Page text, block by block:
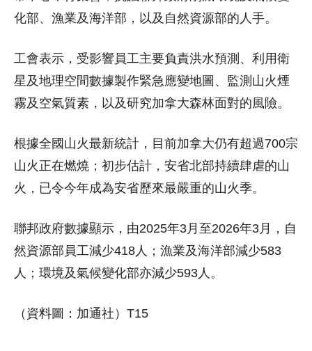
化部、漁業及海洋部，以及自然資源部的人手。
工會表示，受影響員工主要負責洪水預測、利用衛
星及地理空間數據製作緊急應變地圖、監測山火煙
霧及空氣質素，以及研究加拿大森林面對的風險。
根據全國山火最新統計，目前加拿大仍有超過700宗
山火正在燃燒；初步估計，安省北部持續肆虐的山
火，已令今年成為安省歷來最嚴重的山火季。
聯邦政府數據顯示，由2025年3月至2026年3月，自
然資源部員工減少418人；漁業及海洋部減少583
人；環境及氣候變化部亦減少593人。
（資料圖：加通社）T15